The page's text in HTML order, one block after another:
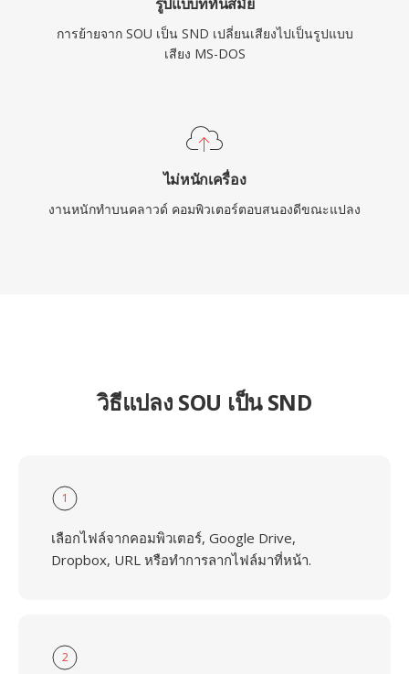
การย้ายจาก SOU เป็น SND เปลี่ยนเสียงไปเป็นรูปแบบ
เสียง MS-DOS
ไม่หนักเครื่อง
งานหนักทำบนคลาวด์ คอมพิวเตอร์ตอบสนองดีขณะแปลง
วิธีแปลง SOU เป็น SND
1
เลือกไฟล์จากคอมพิวเตอร์, Google Drive,
Dropbox, URL หรือทำการลากไฟล์มาที่หน้า.
2